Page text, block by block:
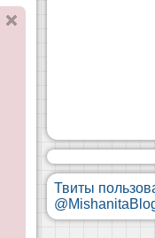
ск
Твиты